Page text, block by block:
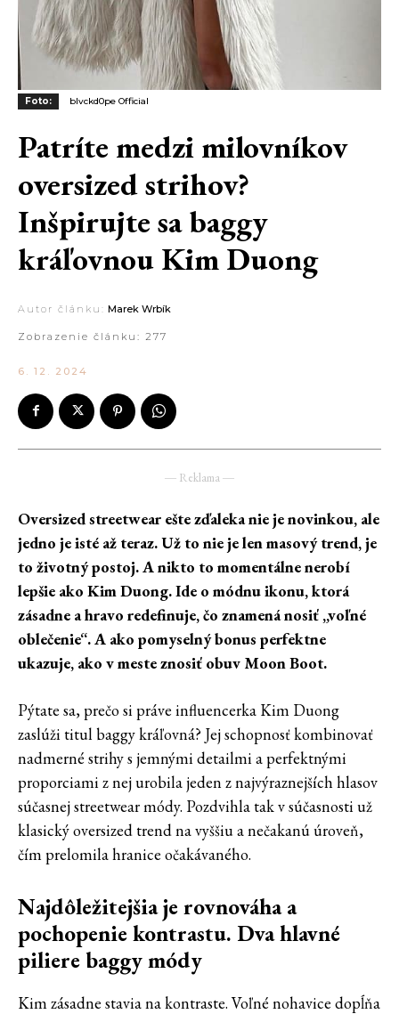
Foto: blvckd0pe Official
Patríte medzi milovníkov
oversized strihov?
Inšpirujte sa baggy
kráľovnou Kim Duong
Autor článku: Marek Wrbík
Zobrazenie článku: 277
6. 12. 2024
― Reklama ―
Oversized streetwear ešte zďaleka nie je novinkou, ale
jedno je isté až teraz. Už to nie je len masový trend, je
to životný postoj. A nikto to momentálne nerobí
lepšie ako Kim Duong. Ide o módnu ikonu, ktorá
zásadne a hravo redefinuje, čo znamená nosiť „voľné
oblečenie“. A ako pomyselný bonus perfektne
ukazuje, ako v meste znosiť obuv Moon Boot.
Pýtate sa, prečo si práve influencerka Kim Duong
zaslúži titul baggy kráľovná? Jej schopnosť kombinovať
nadmerné strihy s jemnými detailmi a perfektnými
proporciami z nej urobila jeden z najvýraznejších hlasov
súčasnej streetwear módy. Pozdvihla tak v súčasnosti už
klasický oversized trend na vyššiu a nečakanú úroveň,
čím prelomila hranice očakávaného.
Najdôležitejšia je rovnováha a
pochopenie kontrastu. Dva hlavné
piliere baggy módy
Kim zásadne stavia na kontraste. Voľné nohavice dopĺňa